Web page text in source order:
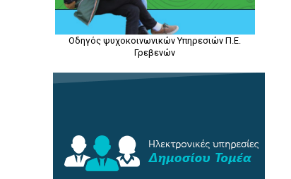
Οδηγός ψυχοκοινωνικών Υπηρεσιών Π.Ε.
Γρεβενών